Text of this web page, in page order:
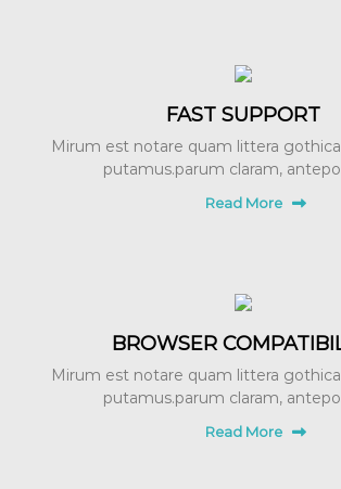
FAST SUPPORT
Mirum est notare quam littera
putamus.parum claram,
Read More
BROWSER
Mirum est notare quam littera
putamus.parum claram,
Read More